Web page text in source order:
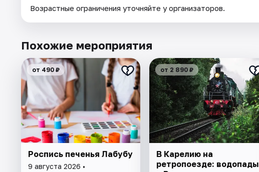
Возрастные ограничения уточняйте у организаторов.
Похожие мероприятия
от 490 ₽
Роспись печенья Лабубу
9 августа 2026 •
от 2 890 ₽
В Карелию на
ретропоезде: водопады